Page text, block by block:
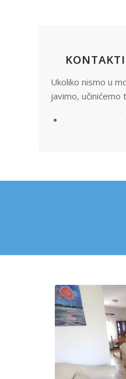
Ukoliko nismo u
javimo, učinićemo